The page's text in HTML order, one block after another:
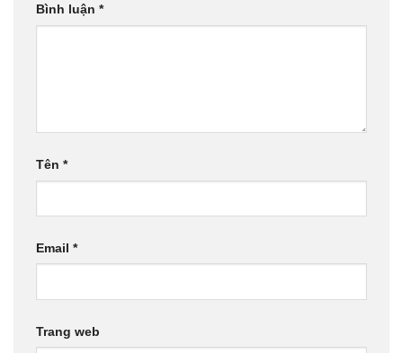
Bình luận *
Tên *
Email *
Trang web